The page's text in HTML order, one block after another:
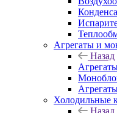
Агрегаты и
Назад
Холодильные
Назад